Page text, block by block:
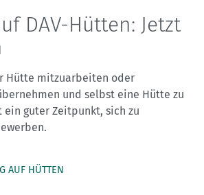
DAV-Hütten: Jetzt
Hütte mitzuarbeiten oder
und selbst eine Hütte zu
ein guter Zeitpunkt, sich zu
AUF HÜTTEN